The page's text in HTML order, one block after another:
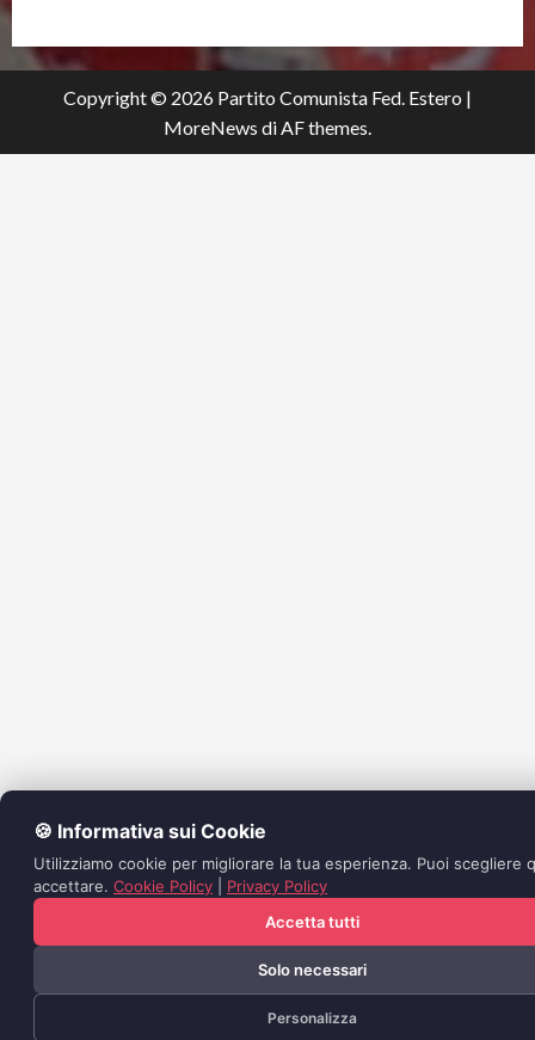
Copyright © 2026 Partito Comunista Fed. Estero |
MoreNews di AF themes.
🍪 Informativa sui Cookie
Utilizziamo cookie per migliorare la tua esperienza. Puoi scegliere
accettare. Cookie Policy
Privacy Policy
Accetta tutti
Solo necessari
Personalizza